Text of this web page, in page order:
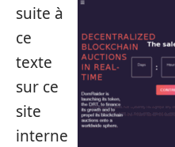
suite à
ce
texte
sur ce
site
interne